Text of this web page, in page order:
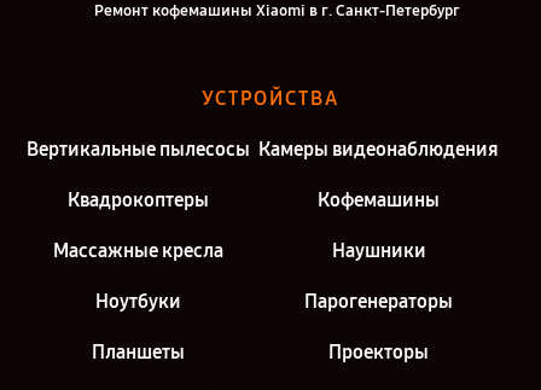
Ремонт кофемашины Xiaomi в г. Санкт-Петербург
УСТРОЙСТВА
Вертикальные пылесосы Камеры видеонаблюдения
Квадрокоптеры Кофемашины
Массажные кресла Наушники
Ноутбуки Парогенераторы
Планшеты Проекторы